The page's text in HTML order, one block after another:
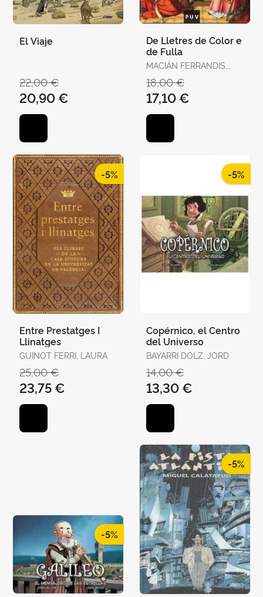
El Viaje
22,00 €
20,90 €
De Lletres de Color e
de Fulla
MACIÁN FERRANDIS,
18,00 €
17,10 €
-5%
Entre Prestatges I
Llinatges
GUINOT FERRI, LAURA
25,00 €
23,75 €
-5%
Copérnico, el Centro
del Universo
BAYARRI DOLZ, JORD
14,00 €
13,30 €
-5%
-5%